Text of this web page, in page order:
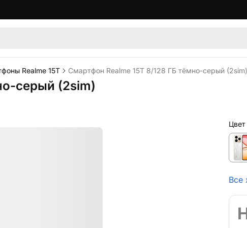
Realme 15T Смартфон Realme 15T 8/128 ГБ тёмно-серый (2sim)
серый (2sim)
Цвет
Все